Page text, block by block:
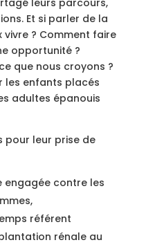
leurs parcours,
Et si parler de la
? Comment faire
opportunité ?
que nous croyons ?
les enfants placés
adultes épanouis
pour leur prise de
engagée contre les
référent
rénale au